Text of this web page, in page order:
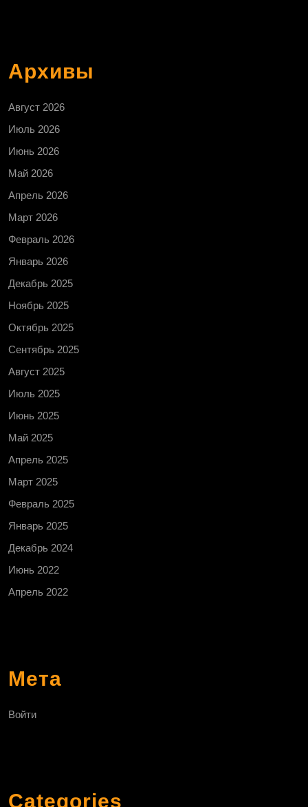
Архивы
Август 2026
Июль 2026
Июнь 2026
Май 2026
Апрель 2026
Март 2026
Февраль 2026
Январь 2026
Декабрь 2025
Ноябрь 2025
Октябрь 2025
Сентябрь 2025
Август 2025
Июль 2025
Июнь 2025
Май 2025
Апрель 2025
Март 2025
Февраль 2025
Январь 2025
Декабрь 2024
Июнь 2022
Апрель 2022
Мета
Войти
Categories